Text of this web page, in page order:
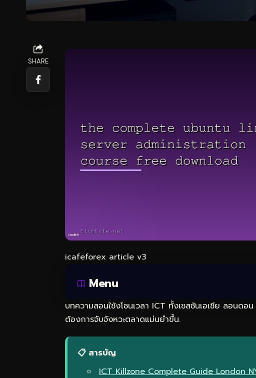
SHARE
icafeforex article v3
Menu
บทความสอนใช้งโซนเวลา ICT ทั้งเซสชันเอเชีย ลอนดอ
ต้องการจับจังหวะตลาดแม่นยำขึ้น.
📋 สารบัญ
ICT Killzone Complete Guide London